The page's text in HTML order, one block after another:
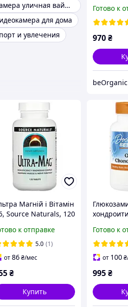
Камера уличная вайфай
для дома
и увлечения
Milkies,
Готово к
970₴
beOrganic
Магній і Вітамін
Source Naturals, 120
к отправке
5.0 (1)
от86₴/мес
₴
Купить
Doctor's
Готово к
от 100₴
995₴